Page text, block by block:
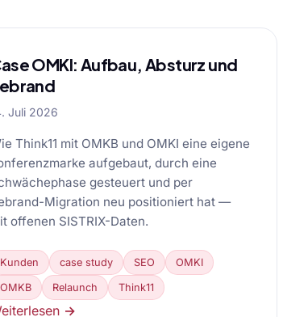
OMKI: Aufbau, Absturz und
Juli 2026
Think11 mit OMKB und OMKI eine eigene
aufgebaut, durch eine
gesteuert und per
Migration neu positioniert hat —
offenen SISTRIX-Daten.
Kunden case study SEO OMKI
OMKB Relaunch Think11
→